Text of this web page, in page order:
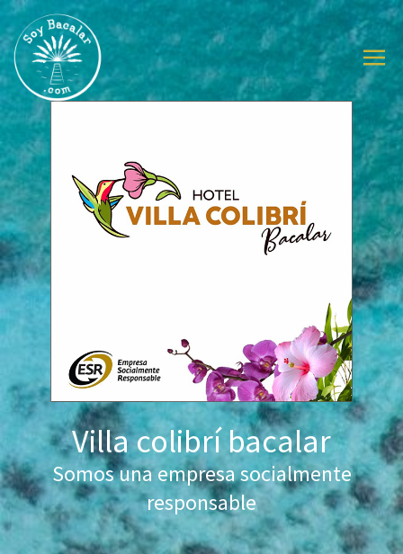
Villa colibrí bacalar
Somos una empresa socialmente
responsable